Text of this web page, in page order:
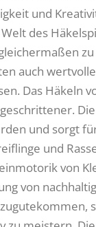
und
des
auch
Das Häkeln
und sorgt
und
von
von